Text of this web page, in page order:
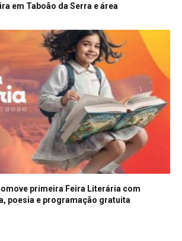
em Taboão da Serra e área
primeira Feira Literária com
poesia e programação gratuita